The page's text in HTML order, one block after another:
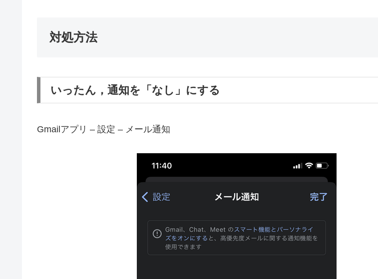
対処方法
いったん，通知を「なし」にする
Gmailアプリ – 設定 – メール通知